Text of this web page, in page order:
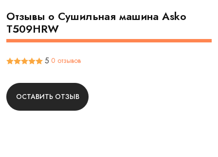
Отзывы о Сушильная машина Asko
T509HRW
5 0 отзывов
ОСТАВИТЬ ОТЗЫВ